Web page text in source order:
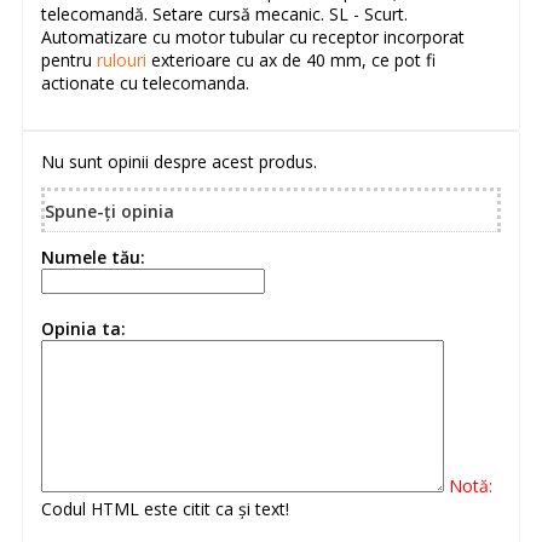
telecomandă. Setare cursă mecanic. SL - Scurt.
Automatizare cu motor tubular cu receptor incorporat
pentru rulouri exterioare cu ax de 40 mm, ce pot fi
actionate cu telecomanda.
Nu sunt opinii despre acest produs.
Spune-ţi opinia
Numele tău:
Opinia ta:
Notă:
Codul HTML este citit ca şi text!